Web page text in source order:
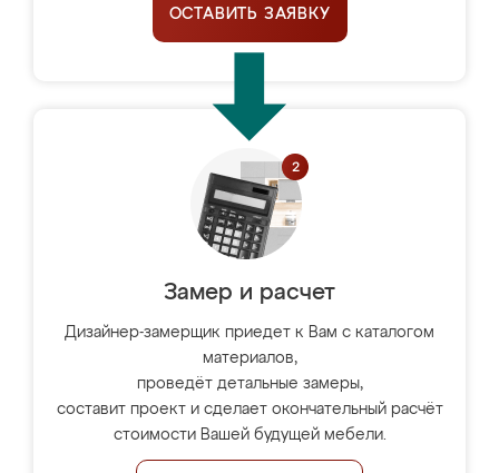
ОСТАВИТЬ ЗАЯВКУ
Замер и расчет
Дизайнер-замерщик приедет к Вам с каталогом
материалов,
проведёт детальные замеры,
составит проект и сделает окончательный расчёт
стоимости Вашей будущей мебели.